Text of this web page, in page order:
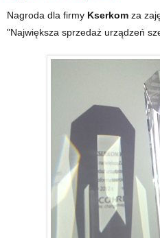
Nagroda dla firmy Kserkom za
"Największa sprzedaż urządzeń